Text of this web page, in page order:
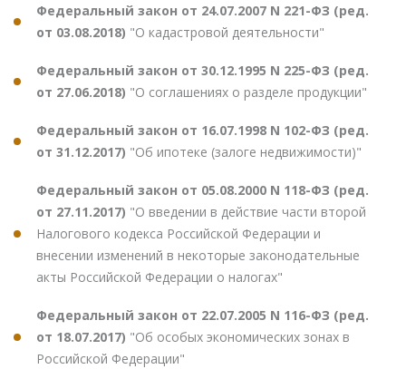
Федеральный закон от 24.07.2007 N 221-ФЗ (ред.
от 03.08.2018) "О кадастровой деятельности"
Федеральный закон от 30.12.1995 N 225-ФЗ (ред.
от 27.06.2018) "О соглашениях о разделе продукции"
Федеральный закон от 16.07.1998 N 102-ФЗ (ред.
от 31.12.2017) "Об ипотеке (залоге недвижимости)"
Федеральный закон от 05.08.2000 N 118-ФЗ (ред.
от 27.11.2017) "О введении в действие части второй
Налогового кодекса Российской Федерации и
внесении изменений в некоторые законодательные
акты Российской Федерации о налогах"
Федеральный закон от 22.07.2005 N 116-ФЗ (ред.
от 18.07.2017) "Об особых экономических зонах в
Российской Федерации"